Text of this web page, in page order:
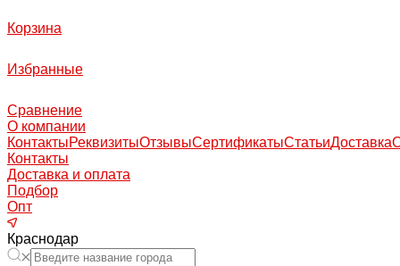
Корзина
Избранные
Сравнение
О компании
КонтактыРеквизитыОтзывыСертификатыСтатьиДоставка
Контакты
Доставка и оплата
Подбор
Опт
Краснодар